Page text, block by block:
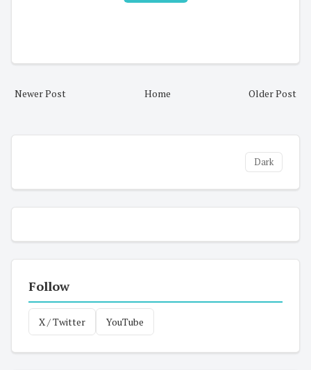
Newer Post Older Post
Home
Dark
Follow
X / Twitter YouTube